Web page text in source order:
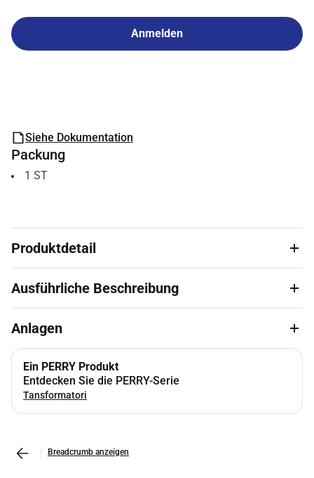
Anmelden
Siehe Dokumentation
Packung
1 ST
Produktdetail
Ausführliche Beschreibung
Anlagen
Ein PERRY Produkt
Entdecken Sie die PERRY-Serie
Tansformatori
Breadcrumb anzeigen